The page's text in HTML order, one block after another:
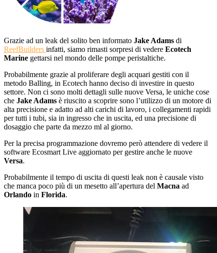
Grazie ad un leak del solito ben informato Jake Adams di
ReefBuilders infatti, siamo rimasti sorpresi di vedere Ecotech
Marine gettarsi nel mondo delle pompe peristaltiche.
Probabilmente grazie al proliferare degli acquari gestiti con il
metodo Balling, in Ecotech hanno deciso di investire in questo
settore. Non ci sono molti dettagli sulle nuove Versa, le uniche cose
che Jake Adams è riuscito a scoprire sono l’utilizzo di un motore di
alta precisione e adatto ad alti carichi di lavoro, i collegamenti rapidi
per tutti i tubi, sia in ingresso che in uscita, ed una precisione di
dosaggio che parte da mezzo ml al giorno.
Per la precisa programmazione dovremo però attendere di vedere il
software Ecosmart Live aggiornato per gestire anche le nuove
Versa.
Probabilmente il tempo di uscita di questi leak non è causale visto
che manca poco più di un mesetto all’apertura del Macna ad
Orlando in Florida.